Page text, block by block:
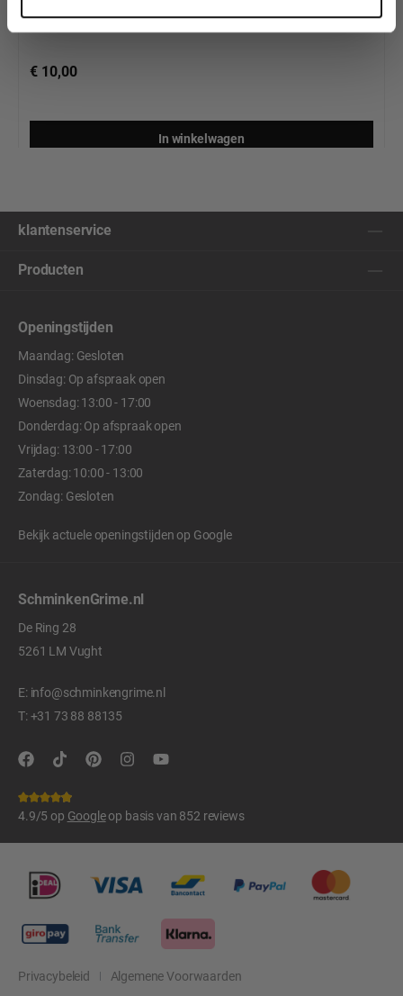
€ 10,00
In winkelwagen
klantenservice
Producten
Openingstijden
Maandag: Gesloten
Dinsdag: Op afspraak open
Woensdag: 13:00 - 17:00
Donderdag: Op afspraak open
Vrijdag: 13:00 - 17:00
Zaterdag: 10:00 - 13:00
Zondag: Gesloten
Bekijk actuele openingstijden op Google
SchminkenGrime.nl
De Ring 28
5261 LM Vught
E: info@schminkengrime.nl
T:+31 73 88 88135
4.9/5 op Googleop basis van 852 reviews
Privacybeleid Algemene Voorwaarden